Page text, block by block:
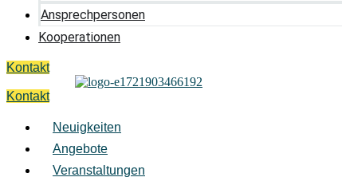
Ansprechpersonen
Kooperationen
Kontakt
Kontakt
Neuigkeiten
Angebote
Veranstaltungen